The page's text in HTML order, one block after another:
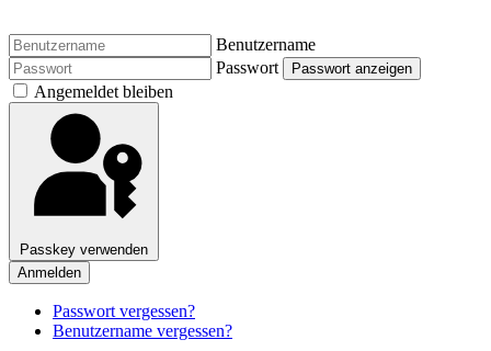
Benutzername
Passwort
Passwort anzeigen
Angemeldet bleiben
Passkey verwenden
Anmelden
Passwort vergessen?
Benutzername vergessen?